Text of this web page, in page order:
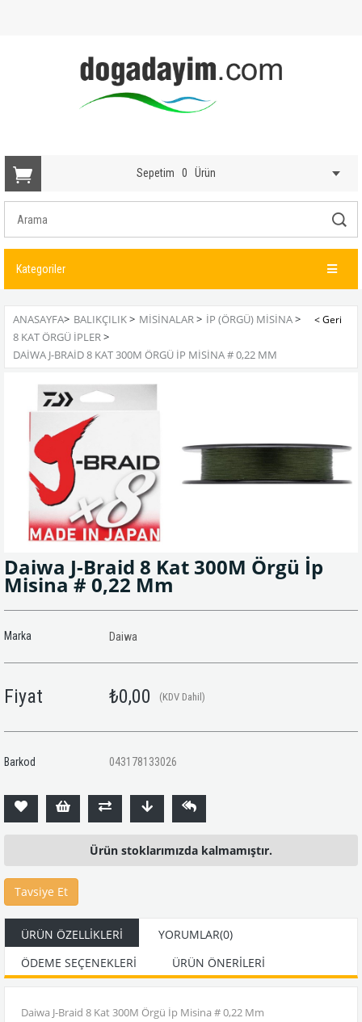
Sepetim 0 Ürün
Kategoriler
ANASAYFA> BALIKÇILIK> MISINALAR> İP (ÖRGÜ) MISINA>
8 KAT ÖRGÜ İPLER>
DAIWA J-BRAID 8 KAT 300M ÖRGÜ İP MISINA # 0,22 MM
Daiwa J-Braid 8 Kat 300M Örgü İp
Misina # 0,22 Mm
Marka Daiwa
Fiyat ₺0,00 (KDV Dahil)
Barkod 043178133026
Ürün stoklarımızda kalmamıştır.
Tavsiye Et
ÜRÜN ÖZELLIKLERI YORUMLAR(0)
ÖDEME SEÇENEKLERI
ÜRÜN ÖNERILERI
Daiwa J-Braid 8 Kat 300M Örgü İp Misina # 0,22 Mm